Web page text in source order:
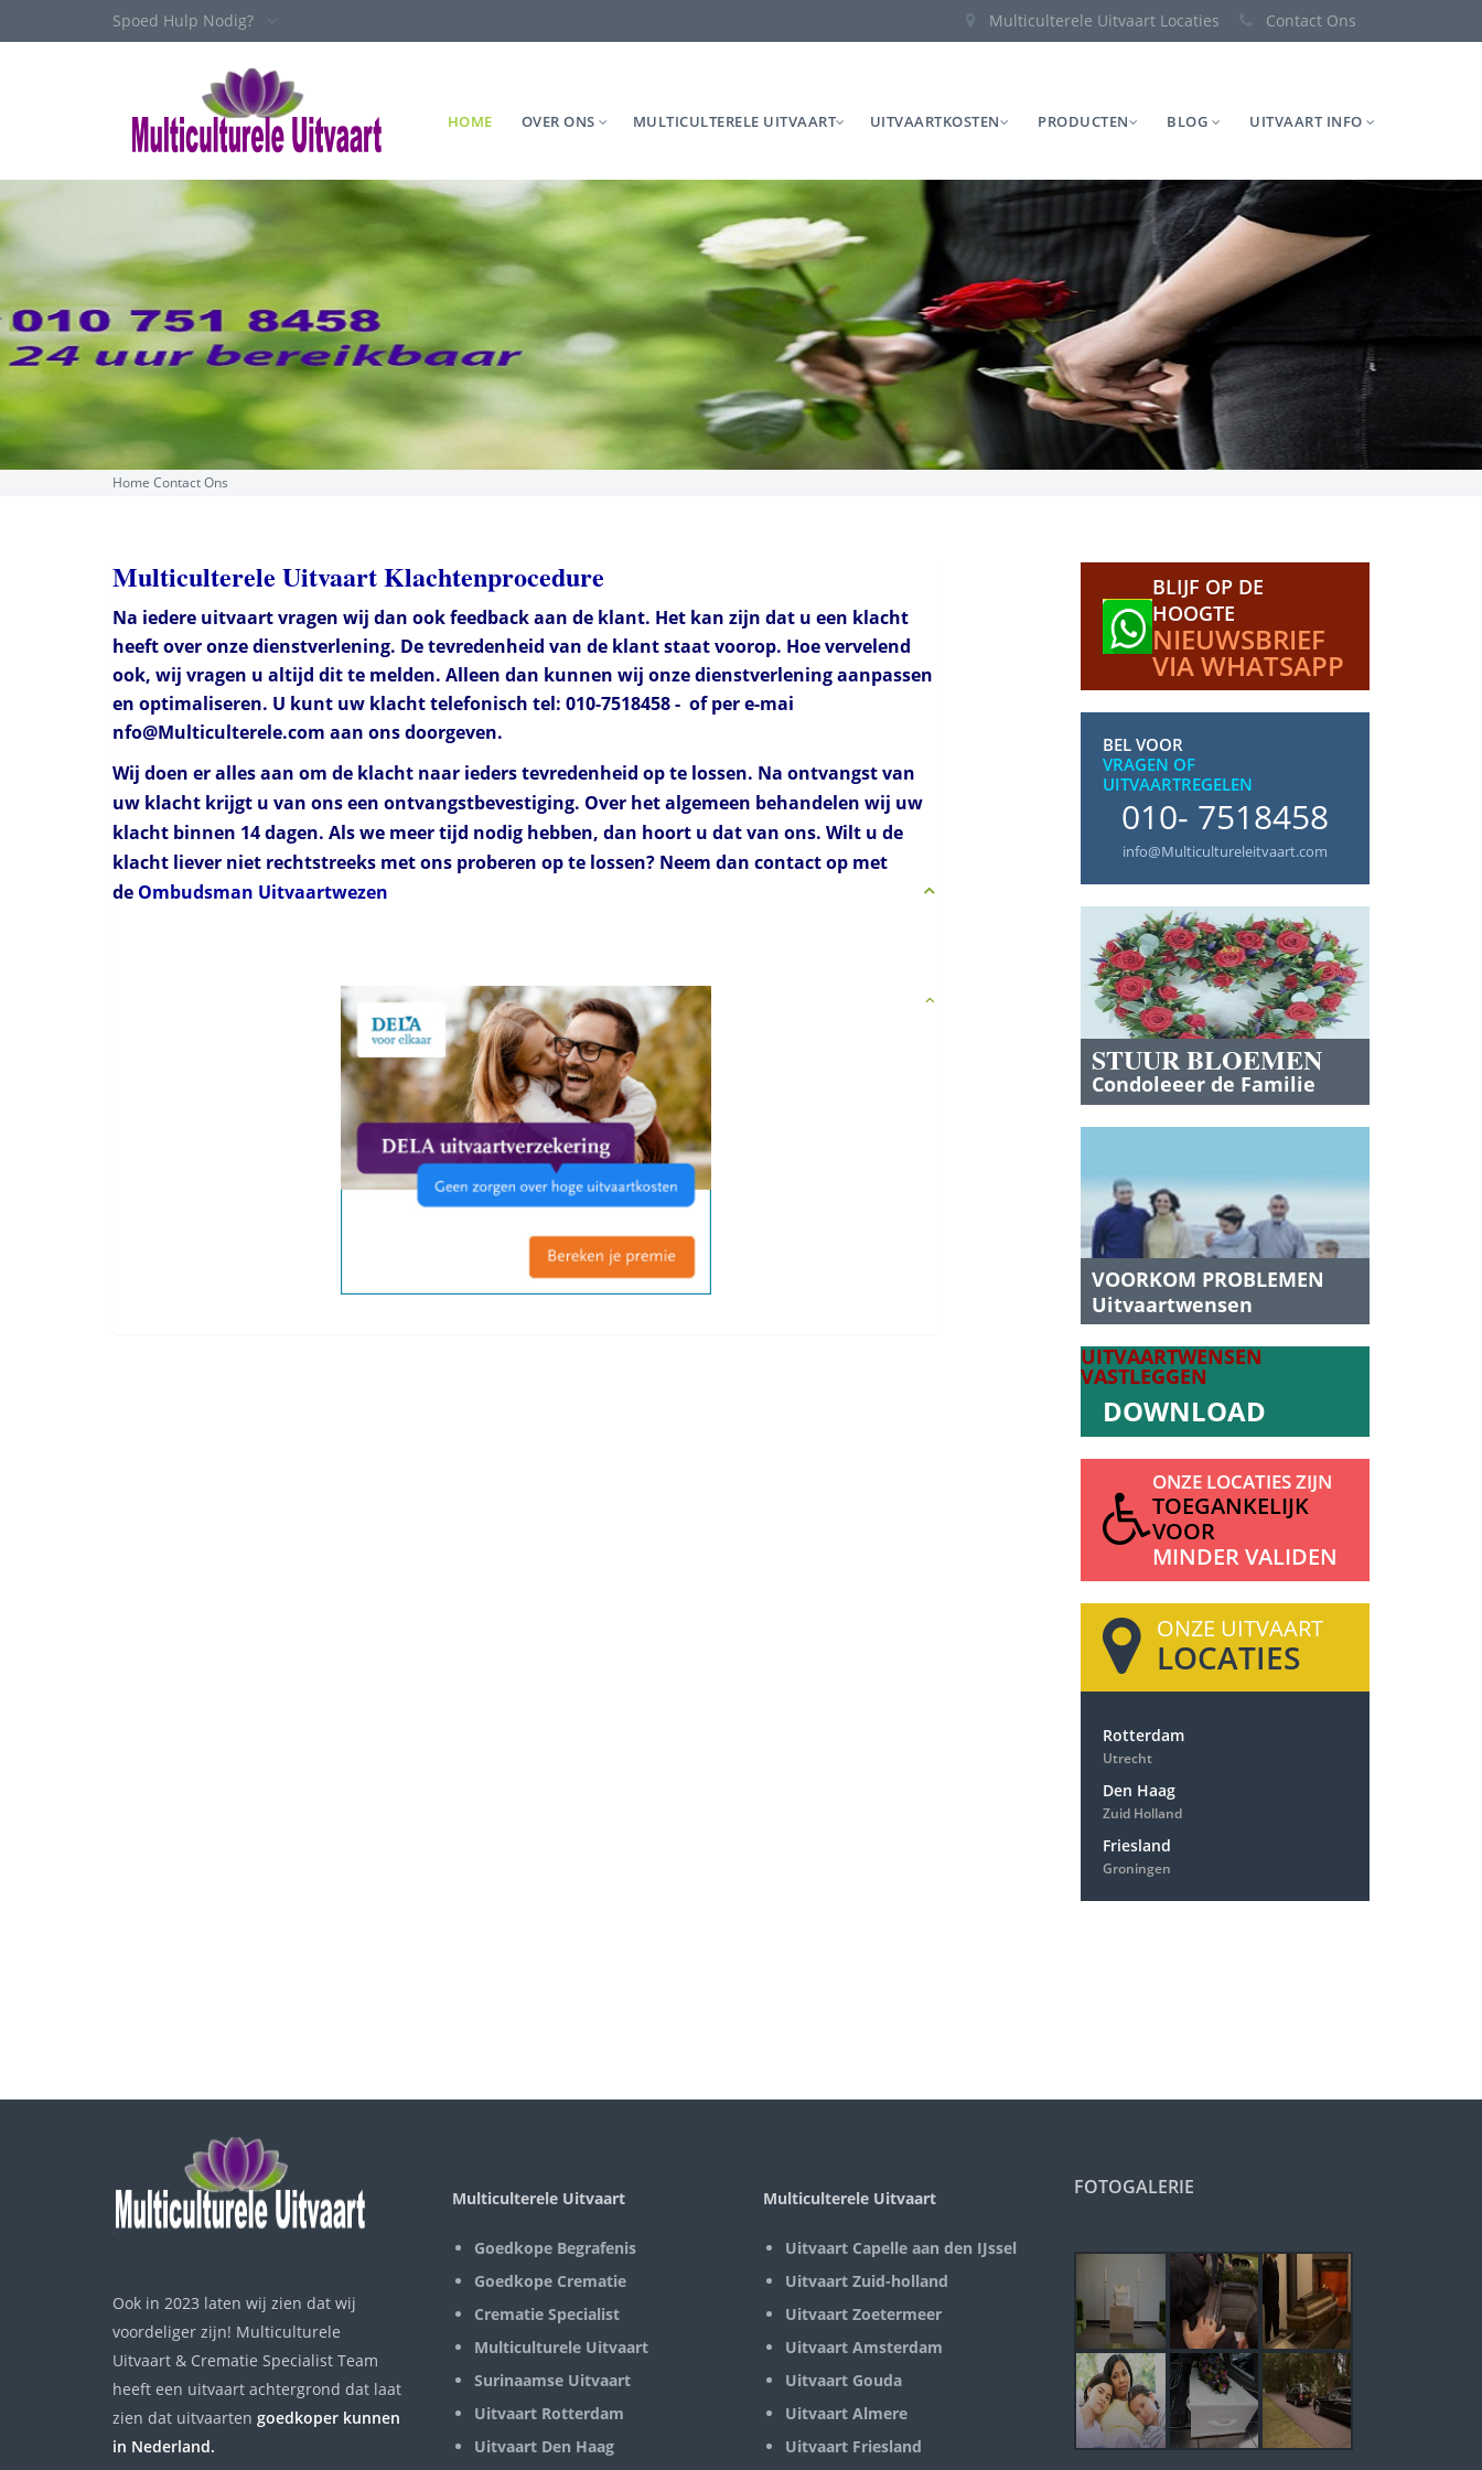
Spoed Hulp Nodig? Multiculterele Uitvaart Locaties Contact Ons
HOME OVER ONS MULTICULTERELE UITVAART UITVAARTKOSTEN PRODUCTEN BLOG UITVAART INFO
Home Contact Ons
Multiculterele Uitvaart Klachtenprocedure
Na iedere uitvaart vragen wij dan ook feedback aan de klant. Het kan zijn dat u een klacht
heeft over onze dienstverlening. De tevredenheid van de klant staat voorop. Hoe vervelend
ook, wij vragen u altijd dit te melden. Alleen dan kunnen wij onze dienstverlening aanpassen
en optimaliseren. U kunt uw klacht telefonisch tel: 010-7518458 - of per e-mai
nfo@Multiculterele.com aan ons doorgeven.
Wij doen er alles aan om de klacht naar ieders tevredenheid op te lossen. Na ontvangst van
uw klacht krijgt u van ons een ontvangstbevestiging. Over het algemeen behandelen wij uw
klacht binnen 14 dagen. Als we meer tijd nodig hebben, dan hoort u dat van ons. Wilt u de
klacht liever niet rechtstreeks met ons proberen op te lossen? Neem dan contact op met
de Ombudsman Uitvaartwezen
BLIJF OP DE
HOOGTE
NIEUWSBRIEF
VIA WHATSAPP
BEL VOOR
VRAGEN OF
UITVAARTREGELEN
010- 7518458
info@Multicultureleitvaart.com
STUUR BLOEMEN
Condoleeer de Familie
VOORKOM PROBLEMEN
Uitvaartwensen
vastleggen?
UITVAARTWENSEN
VASTLEGGEN
DOWNLOAD
ONZE LOCATIES ZIJN
TOEGANKELIJK
VOOR
MINDER VALIDEN
ONZE UITVAART
LOCATIES
Rotterdam
Utrecht
Den Haag
Zuid Holland
Friesland
Groningen
Ook in 2023 laten wij zien dat wij
voordeliger zijn! Multiculturele
Uitvaart & Crematie Specialist Team
heeft een uitvaart achtergrond dat laat
zien dat uitvaarten goedkoper kunnen
in Nederland.
Multiculterele Uitvaart
Goedkope Begrafenis
Goedkope Crematie
Crematie Specialist
Multiculturele Uitvaart
Surinaamse Uitvaart
Uitvaart Rotterdam
Uitvaart Den Haag
Multiculterele Uitvaart
Uitvaart Capelle aan den IJssel
Uitvaart Zuid-holland
Uitvaart Zoetermeer
Uitvaart Amsterdam
Uitvaart Gouda
Uitvaart Almere
Uitvaart Friesland
FOTOGALERIE